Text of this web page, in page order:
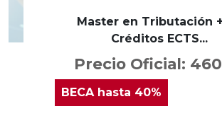
Master en Tributación
Créditos ECTS...
Precio Oficial:
BECA hasta 40%